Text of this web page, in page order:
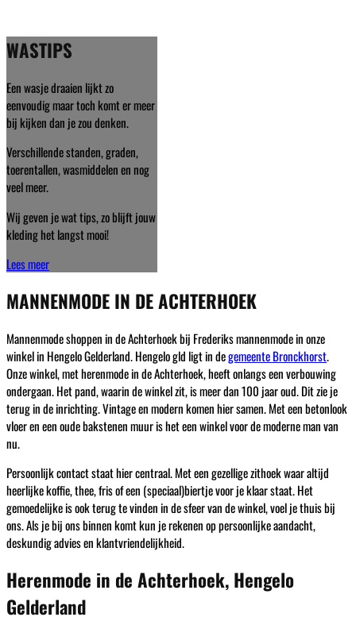
WASTIPS
Een wasje draaien lijkt zo
eenvoudig maar toch komt er meer
bij kijken dan je zou denken.
Verschillende standen, graden,
toerentallen, wasmiddelen en nog
veel meer.
Wij geven je wat tips, zo blijft jouw
kleding het langst mooi!
Lees meer
MANNENMODE IN DE ACHTERHOEK
Mannenmode shoppen in de Achterhoek bij Frederiks mannenmode in onze
winkel in Hengelo Gelderland. Hengelo gld ligt in degemeente Bronckhorst.
Onze winkel, met herenmode in de Achterhoek, heeft onlangs een verbouwing
ondergaan. Het pand, waarin de winkel zit, is meer dan 100 jaar oud. Dit zie je
terug in de inrichting. Vintage en modern komen hier samen. Met een betonlook
vloer en een oude bakstenen muur is het een winkel voor de moderne man van
nu.
Persoonlijk contact staat hier centraal. Met een gezellige zithoek waar altijd
heerlijke koffie, thee, fris of een (speciaal)biertje voor je klaar staat. Het
gemoedelijke is ook terug te vinden in de sfeer van de winkel, voel je thuis bij
ons. Als je bij ons binnen komt kun je rekenen op persoonlijke aandacht,
deskundig advies en klantvriendelijkheid.
Herenmode in de Achterhoek, Hengelo
Gelderland